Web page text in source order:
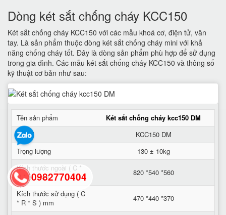
Dòng két sắt chống cháy KCC150
Két sắt chống cháy KCC150 với các mẫu khoá cơ, điện tử, vân
tay. Là sản phẩm thuộc dòng két sắt chống cháy mini với khả
năng chống cháy tốt. Đây là dòng sản phẩm phù hợp để sử dụng
trong gia đình. Các mẫu két sắt chống cháy KCC150 và thông số
kỹ thuật cơ bản như sau:
Tên sản phẩm
Két sắt chống cháy kcc150 DM
Model
KCC150 DM
Trọng lượng
130 ± 10kg
Kích thước ngoài ( C *
R * S ) mm
820 *540 *560
Kích thước sử dụng ( C
* R * S ) mm
470 *440 *370
0982770404